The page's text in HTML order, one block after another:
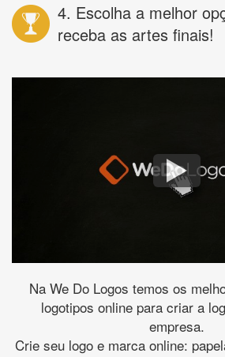
4. Escolha a melhor
receba as artes finais!
Na We Do Logos temos os
logotipos online para criar a
empresa.
Crie seu logo e marca online: